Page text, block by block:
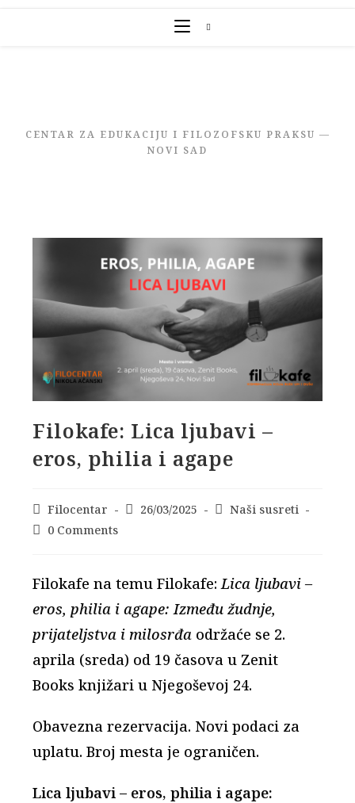
CENTAR ZA EDUKACIJU I FILOZOFSKU PRAKSU —
NOVI SAD
Filokafe: Lica ljubavi –
eros, philia i agape
Post
author:
Filocentar
Post26/03/2025
PostNaši susreti
Post0 Comments
Filokafe na temu Filokafe:Lica ljubavi –
eros, philia i agape: Između žudnje,
prijateljstva i milosrđa održaće se 2.
aprila (sreda) od 19 časova u Zenit
Books knjižari u Njegoševoj 24.
Obavezna rezervacija. Novi podaci za
uplatu. Broj mesta je ograničen.
Lica ljubavi – eros, philia i agape: